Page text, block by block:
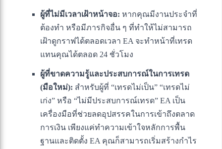
ผู้ที่ไม่มีเวลาเฝ้าหน้าจอ: หากคุณมีงานประจำที่
ต้องทำ หรือมีภารกิจอื่น ๆ ที่ทำให้ไม่สามารถ
เฝ้าดูกราฟได้ตลอดเวลา EA จะทำหน้าที่เทรด
แทนคุณได้ตลอด 24 ชั่วโมง
ผู้ที่ขาดความรู้และประสบการณ์ในการเทรด
(มือใหม่): สำหรับผู้ที่ “เทรดไม่เป็น” “เทรดไม่
เก่ง” หรือ “ไม่มีประสบการณ์เทรด” EA เป็น
เครื่องมือที่ช่วยลดอุปสรรคในการเข้าถึงตลาด
การเงิน เพียงแค่ทำความเข้าใจหลักการพื้น
ฐานและติดตั้ง EA คุณก็สามารถเริ่มสร้างกำไร